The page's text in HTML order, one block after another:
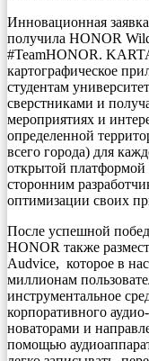
Инновационная
получила HONOR
#TeamHONOR.
картографическое
студентам
сверстниками и
мероприятиях и
определенной
всего города) для
открытой
сторонним
оптимизации своих
После успешной
HONOR также
Audvice, которое в
миллионам
инструментальное
корпоративного
новаторами и
помощью